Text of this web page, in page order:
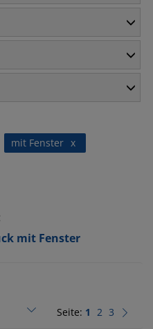
x
mit Fenster
mit Fenster
Seite: 1 2 3